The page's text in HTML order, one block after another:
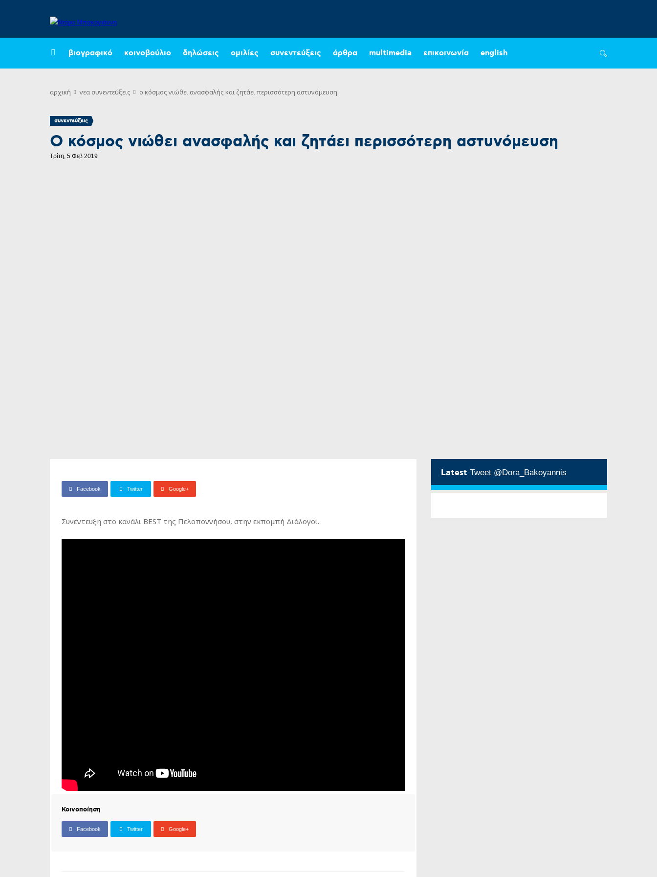
βιογραφικό κοινοβούλιο δηλώσεις ομιλίες συνεντεύξεις άρθρα multimedia επικοινωνία english
αρχική νεα συνεντεύξεις ο κόσμος νιώθει ανασφαλής και ζητάει περισσότερη αστυνόμευση
συνεντεύξεις
Ο κόσμος νιώθει ανασφαλής και ζητάει περισσότερη αστυνόμευση
Τρίτη, 5 Φεβ 2019
Facebook Twitter Google+
Συνέντευξη στο κανάλι BEST της Πελοποννήσου, στην εκπομπή Διάλογοι.
Κοινοποίηση
Facebook Twitter Google+
Latest Tweet @Dora_Bakoyannis